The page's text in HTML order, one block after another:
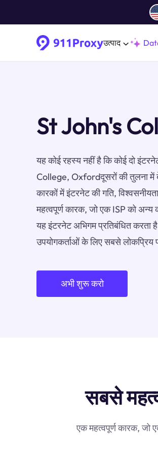
उत्पाद
St John's
यह कोई रहस्य नहीं है कि कोई दो
College, Oxfordदूसरों की तुलना में
कारकों में इंटरनेट की गति,
महत्वपूर्ण कारक, जो एक ISP को अन्य
यह इंटरनेट अभिगम प्रतिबंधित
उपयोगकर्ताओं के लिए सबसे
अभी शुरू करो
सबसे
एक महत्वपूर्ण कारक, जो